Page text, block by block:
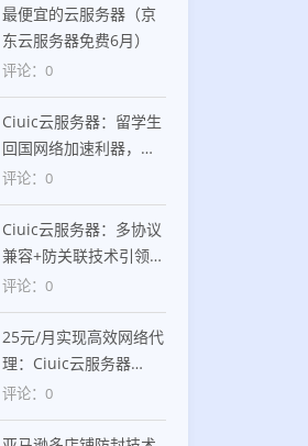
仅25元/月
最便宜的云服务器（京
东云服务器免费6月）
评论：0
Ciuic云服务器：留学生
回国网络加速利器，美
国住宅IP助力高效跨境
连接
评论：0
Ciuic云服务器：多协议
兼容+防关联技术引领美
国住宅IP服务新趋势
评论：0
25元/月实现高效网络代
理：Ciuic云服务器
+SOCKS5协议打造稳定
香港住宅IP解决方案
评论：0